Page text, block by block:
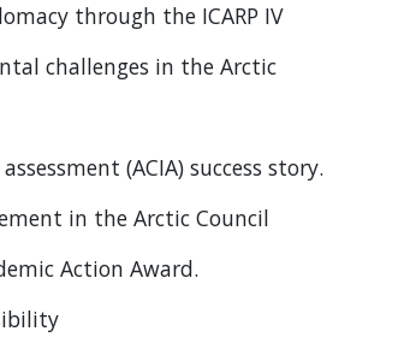
through the ICARP IV
challenges in the Arctic
(ACIA) success story.
in the Arctic Council
Action Award.